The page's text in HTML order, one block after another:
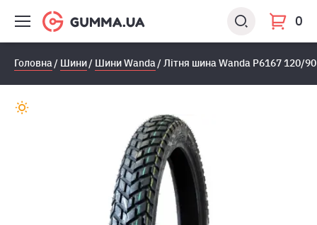
0
Головна Шини Шини Wanda Літня шина Wanda P6167 120/